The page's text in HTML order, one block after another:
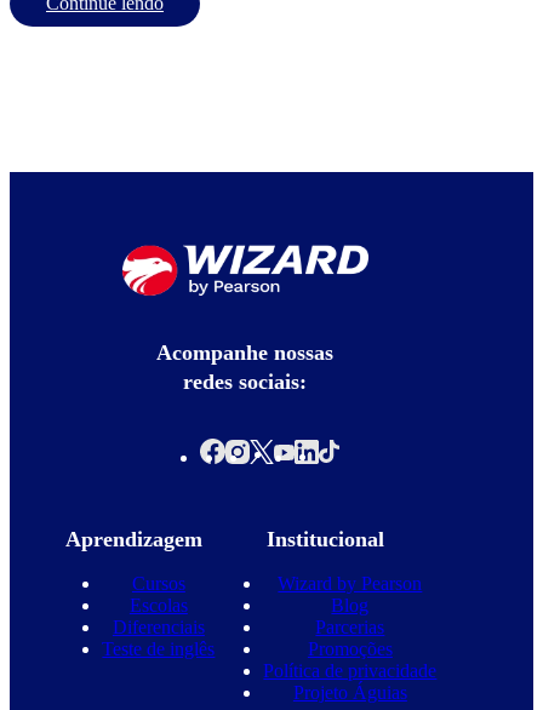
Acompanhe nossas
redes sociais:
Aprendizagem
Cursos
Escolas
Diferenciais
Teste de inglês
Institucional
Wizard by Pearson
Blog
Parcerias
Promoções
Política de privacidade
Projeto Águias